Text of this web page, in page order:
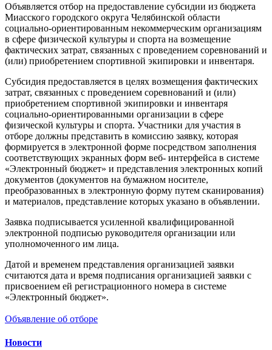
Объявляется отбор на предоставление субсидии из бюджета
Миасского городского округа Челябинской области
социально-ориентированным некоммерческим организациям
в сфере физической культуры и спорта на возмещение
фактических затрат, связанных с проведением соревнований и
(или) приобретением спортивной экипировки и инвентаря.
Субсидия предоставляется в целях возмещения фактических
затрат, связанных с проведением соревнований и (или)
приобретением спортивной экипировки и инвентаря
социально-ориентированными организации в сфере
физической культуры и спорта. Участники для участия в
отборе должны представить в комиссию заявку, которая
формируется в электронной форме посредством заполнения
соответствующих экранных форм веб- интерфейса в системе
«Электронный бюджет» и представления электронных копий
документов (документов на бумажном носителе,
преобразованных в электронную форму путем сканирования)
и материалов, представление которых указано в объявлении.
Заявка подписывается усиленной квалифицированной
электронной подписью руководителя организации или
уполномоченного им лица.
Датой и временем представления организацией заявки
считаются дата и время подписания организацией заявки с
присвоением ей регистрационного номера в системе
«Электронный бюджет».
Объявление об отборе
Новости